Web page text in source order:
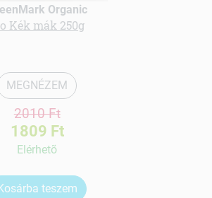
Organic
Kék mák 250g
MEGNÉZEM
2010 Ft
1809 Ft
Elérhetõ
teszem